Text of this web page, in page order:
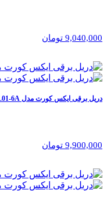
9,040,000 تومان
دریل برقی ایکس کورت مدل XPL01-6A
9,900,000 تومان